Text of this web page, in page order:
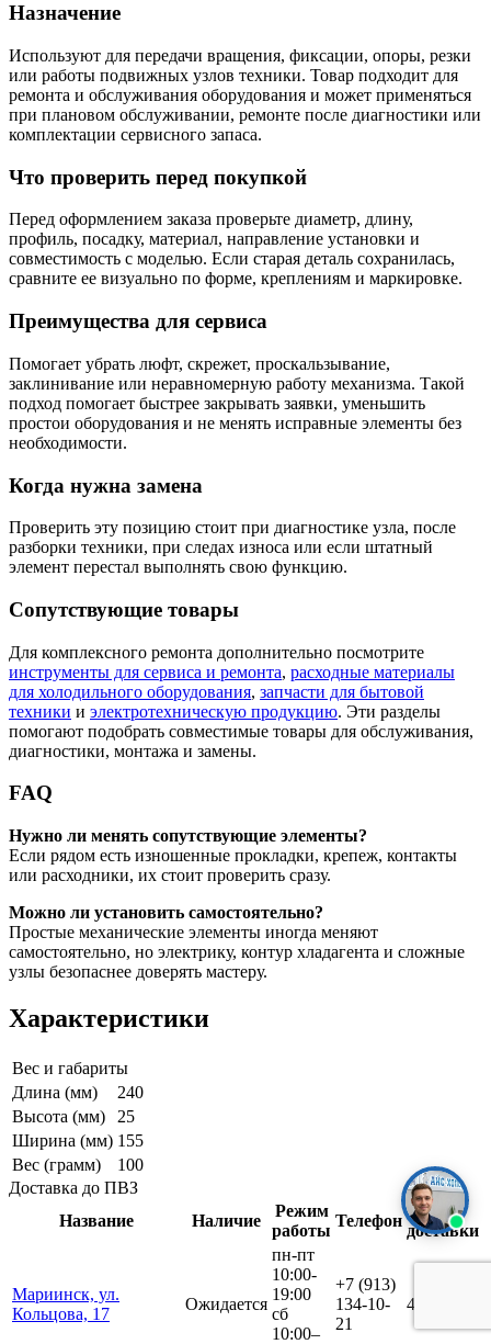
Назначение
Используют для передачи вращения, фиксации, опоры, резки
или работы подвижных узлов техники. Товар подходит для
ремонта и обслуживания оборудования и может применяться
при плановом обслуживании, ремонте после диагностики или
комплектации сервисного запаса.
Что проверить перед покупкой
Перед оформлением заказа проверьте диаметр, длину,
профиль, посадку, материал, направление установки и
совместимость с моделью. Если старая деталь сохранилась,
сравните ее визуально по форме, креплениям и маркировке.
Преимущества для сервиса
Помогает убрать люфт, скрежет, проскальзывание,
заклинивание или неравномерную работу механизма. Такой
подход помогает быстрее закрывать заявки, уменьшить
простои оборудования и не менять исправные элементы без
необходимости.
Когда нужна замена
Проверить эту позицию стоит при диагностике узла, после
разборки техники, при следах износа или если штатный
элемент перестал выполнять свою функцию.
Сопутствующие товары
Для комплексного ремонта дополнительно посмотрите
инструменты для сервиса и ремонта, расходные материалы
для холодильного оборудования, запчасти для бытовой
техники и электротехническую продукцию. Эти разделы
помогают подобрать совместимые товары для обслуживания,
диагностики, монтажа и замены.
FAQ
Нужно ли менять сопутствующие элементы?
Если рядом есть изношенные прокладки, крепеж, контакты
или расходники, их стоит проверить сразу.
Можно ли установить самостоятельно?
Простые механические элементы иногда меняют
самостоятельно, но электрику, контур хладагента и сложные
узлы безопаснее доверять мастеру.
Характеристики
Вес и габариты
Длина (мм)
240
Высота (мм)
25
Ширина (мм) 155
Вес (грамм)
100
Доставка до ПВЗ
Название
Наличие
Режим
работы
Телефон
Срок
доставки
Мариинск, ул.
Кольцова, 17
Ожидается
пн-пт
10:00-
19:00
сб
10:00–
+7 (913)
134-10-
21
4 дня